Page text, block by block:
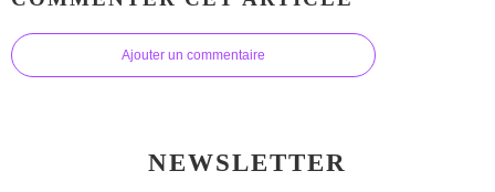
Ajouter un commentaire
NEWSLETTER